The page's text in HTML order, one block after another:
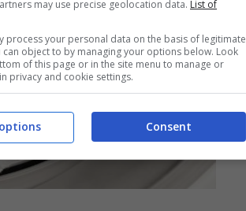
may use precise geolocation data. List of
process your personal data on the basis of legitimate
can object to by managing your options below. Look
of this page or in the site menu to manage or
privacy and cookie settings.
Consent